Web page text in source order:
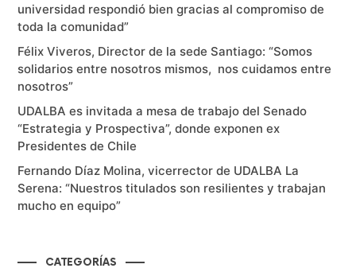
universidad respondió bien gracias al compromiso de
toda la comunidad”
Félix Viveros, Director de la sede Santiago: “Somos
solidarios entre nosotros mismos, nos cuidamos entre
nosotros”
UDALBA es invitada a mesa de trabajo del Senado
“Estrategia y Prospectiva”, donde exponen ex
Presidentes de Chile
Fernando Díaz Molina, vicerrector de UDALBA La
Serena: “Nuestros titulados son resilientes y trabajan
mucho en equipo”
CATEGORÍAS